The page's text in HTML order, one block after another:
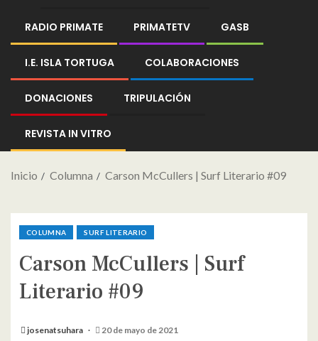
RADIO PRIMATE PRIMATETV GASB
I.E. ISLA TORTUGA COLABORACIONES
DONACIONES TRIPULACIÓN
REVISTA IN VITRO
Inicio Columna Carson McCullers | Surf Literario #09
COLUMNA SURF LITERARIO
Carson McCullers | Surf
Literario #09
josenatsuhara 20 de mayo de 2021